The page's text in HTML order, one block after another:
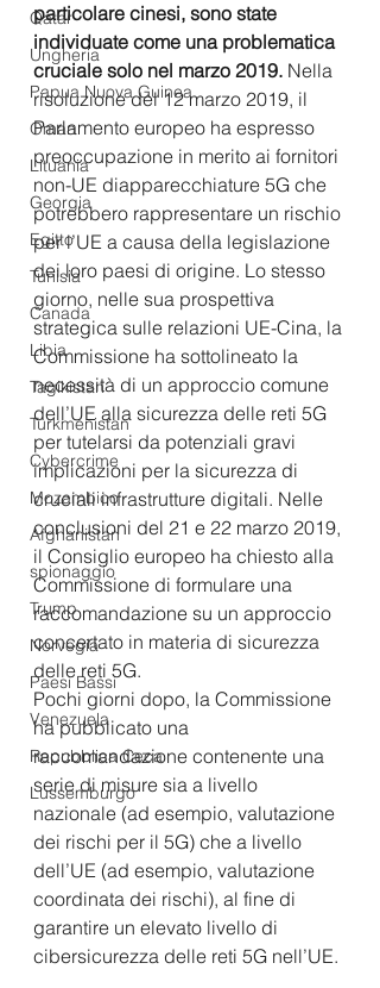
Qatar
Ungheria
Papua Nuova Guinea
Oman
Lituania
Georgia
Egitto
Tunisia
Canada
Libia
Tagikistan
Turkmenistan
Cybercrime
Mozambico
Afghanistan
spionaggio
Trump
Norvegia
Paesi Bassi
Venezuela
Repubblica Ceca
Lussemburgo
particolare cinesi, sono state
individuate come una problematica
cruciale solo nel marzo 2019. Nella
risoluzione del 12 marzo 2019, il
Parlamento europeo ha espresso
preoccupazione in merito ai fornitori
non-UE diapparecchiature 5G che
potrebbero rappresentare un rischio
per l’UE a causa della legislazione
dei loro paesi di origine. Lo stesso
giorno, nelle sua prospettiva
strategica sulle relazioni UE-Cina, la
Commissione ha sottolineato la
necessità di un approccio comune
dell’UE alla sicurezza delle reti 5G
per tutelarsi da potenziali gravi
implicazioni per la sicurezza di
cruciali infrastrutture digitali. Nelle
conclusioni del 21 e 22 marzo 2019,
il Consiglio europeo ha chiesto alla
Commissione di formulare una
raccomandazione su un approccio
concertato in materia di sicurezza
delle reti 5G.
Pochi giorni dopo, la Commissione
ha pubblicato una
raccomandazione contenente una
serie di misure sia a livello
nazionale (ad esempio, valutazione
dei rischi per il 5G) che a livello
dell’UE (ad esempio, valutazione
coordinata dei rischi), al fine di
garantire un elevato livello di
cibersicurezza delle reti 5G nell’UE.